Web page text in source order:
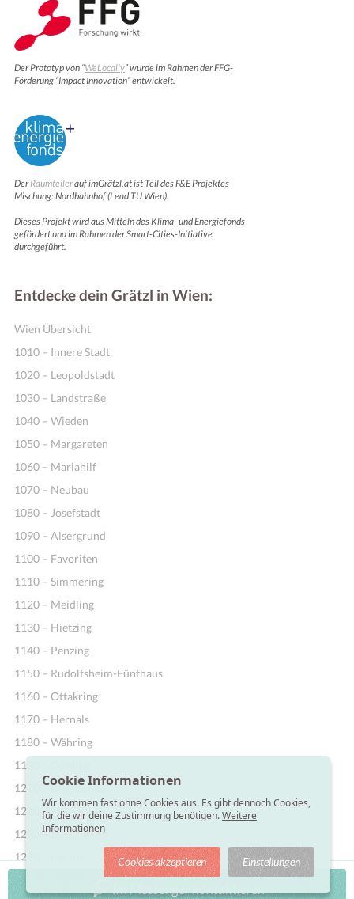
Im Messenger kontaktieren
Der Prototyp von “WeLocally” wurde im Rahmen der FFG-
Förderung “Impact Innovation” entwickelt.
DerRaumteilerauf imGrätzl.at ist Teil des F&E Projektes
Mischung: Nordbahnhof (Lead TU Wien).
Dieses Projekt wird aus Mitteln des Klima- und Energiefonds
gefördert und im Rahmen der Smart-Cities-Initiative
durchgeführt.
Entdecke dein Grätzl in Wien:
Wien Übersicht
1010 – Innere Stadt
1020 – Leopoldstadt
1030 – Landstraße
1040 – Wieden
1050 – Margareten
1060 – Mariahilf
1070 – Neubau
1080 – Josefstadt
1090 – Alsergrund
1100 – Favoriten
1110 – Simmering
1120 – Meidling
1130 – Hietzing
1140 – Penzing
1150 – Rudolfsheim-Fünfhaus
1160 – Ottakring
1170 – Hernals
1180 – Währing
1190 – Döbling
1200 – Brigittenau
1210 – Floridsdorf
1220 – Donaustadt
1230 – Liesing
Cookie Informationen
Wir kommen fast ohne Cookies aus. Es gibt dennoch Cookies,
für die wir deine Zustimmung benötigen.Weitere
Informationen
Cookies akzeptieren Einstellungen